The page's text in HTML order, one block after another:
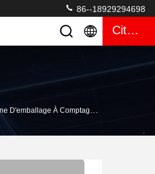
86--18929294698
Citation
D'emballage À Comptage Visuel